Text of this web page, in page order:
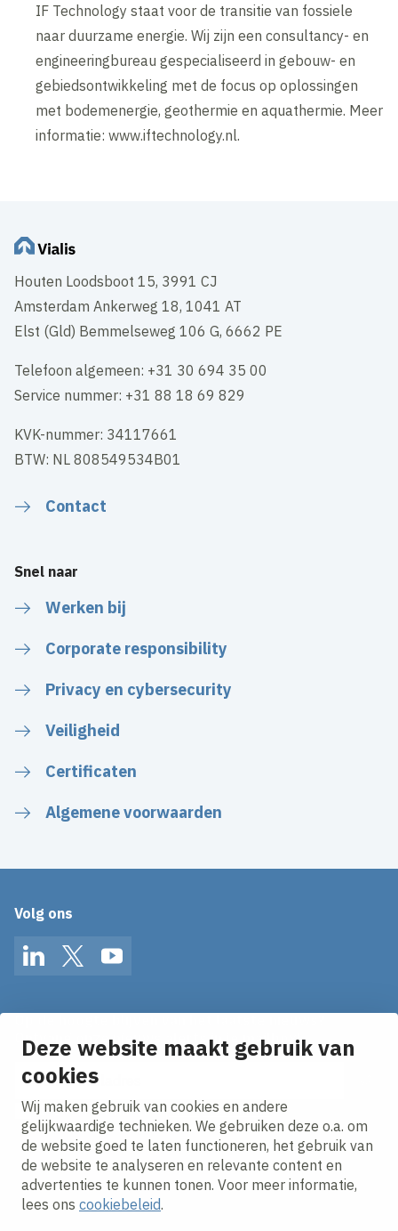
Deze website maakt gebruik van
cookies
Wij maken gebruik van cookies en andere
gelijkwaardige technieken. We gebruiken deze o.a. om
de website goed te laten functioneren, het gebruik van
de website te analyseren en relevante content en
advertenties te kunnen tonen. Voor meer informatie,
lees ons cookiebeleid.
IF Technology staat voor de transitie van fossiele
naar duurzame energie. Wij zijn een consultancy- en
engineeringbureau gespecialiseerd in gebouw- en
gebiedsontwikkeling met de focus op oplossingen
met bodemenergie, geothermie en aquathermie. Meer
informatie: www.iftechnology.nl.
Houten Loodsboot 15, 3991 CJ
Amsterdam Ankerweg 18, 1041 AT
Elst (Gld) Bemmelseweg 106 G, 6662 PE
Telefoon algemeen: +31 30 694 35 00
Service nummer: +31 88 18 69 829
KVK-nummer: 34117661
BTW: NL 808549534B01
Contact
Snel naar
Werken bij
Corporate responsibility
Privacy en cybersecurity
Veiligheid
Certificaten
Algemene voorwaarden
Volg ons
LinkedInTwitterYouTube
Ontvang onze nieuws alerts in je mailbox!
E-mailadres
Ik ga akkoord met hetprivacy statement.